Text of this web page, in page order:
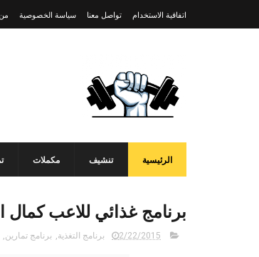
اتفاقية الاستخدام تواصل معنا سياسة الخصوصية
الرئيسية تنشيف مكملات
برنامج غذائي للاعب كمال
2/22/2015 برنامج التغذية, برنامج تمارين,